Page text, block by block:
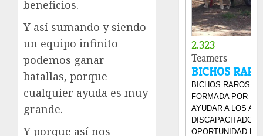
beneficios.
Y así sumando y siendo
un equipo infinito
podemos ganar
batallas, porque
cualquier ayuda es muy
grande.
Y porque así nos